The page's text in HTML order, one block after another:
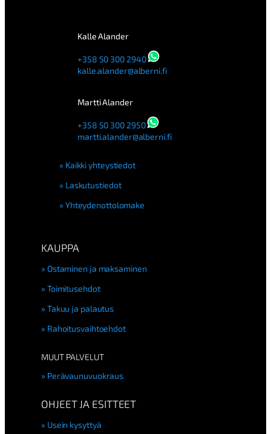
Kalle Alander
+358 50 300 2940
kalle.alander@alberni.fi
Martti Alander
+358 50 300 2950
martti.alander@alberni.fi
Kaikki yhteystiedot
Laskutustiedot
Yhteydenottolomake
KAUPPA
Ostaminen ja maksaminen
Toimitusehdot
Takuu ja palautus
Rahoitusvaihtoehdot
MUUT PALVELUT
Perävaunuvuokraus
OHJEET JA ESITTEET
Usein kysyttyä